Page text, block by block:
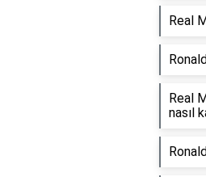
Real
Real
nasıl